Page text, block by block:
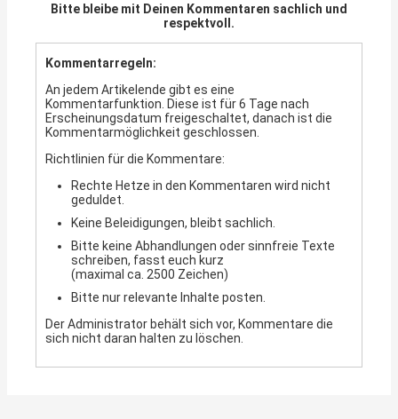
Bitte bleibe mit Deinen Kommentaren sachlich und
respektvoll.
Kommentarregeln:
An jedem Artikelende gibt es eine
Kommentarfunktion. Diese ist für 6 Tage nach
Erscheinungsdatum freigeschaltet, danach ist die
Kommentarmöglichkeit geschlossen.
Richtlinien für die Kommentare:
Rechte Hetze in den Kommentaren wird nicht
geduldet.
Keine Beleidigungen, bleibt sachlich.
Bitte keine Abhandlungen oder sinnfreie Texte
schreiben, fasst euch kurz
(maximal ca. 2500 Zeichen)
Bitte nur relevante Inhalte posten.
Der Administrator behält sich vor, Kommentare die
sich nicht daran halten zu löschen.